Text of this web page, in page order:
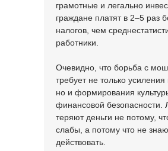
грамотные и легально
граждане платят в 2–5 раз
налогов, чем
работники.
Очевидно, что борьба с
требует не только усиления
но и формирования
финансовой безопасности.
теряют деньги не потому,
слабы, а потому что не
действовать.